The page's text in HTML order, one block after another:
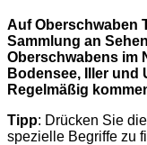
Auf Oberschwaben
Sammlung an
Oberschwabens im
Bodensee, Iller und
Regelmäßig
Tipp: Drücken Sie
spezielle Begriffe zu